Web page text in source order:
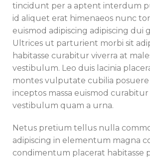
tincidunt per a aptent interdum
id aliquet erat himenaeos nunc
euismod adipiscing adipiscing dui
Ultrices ut parturient morbi sit
habitasse curabitur viverra at
vestibulum. Leo duis lacinia
montes vulputate cubilia
inceptos massa euismod curabitur
vestibulum quam a urna.
Netus pretium tellus nulla
adipiscing in elementum magna
condimentum placerat habitasse